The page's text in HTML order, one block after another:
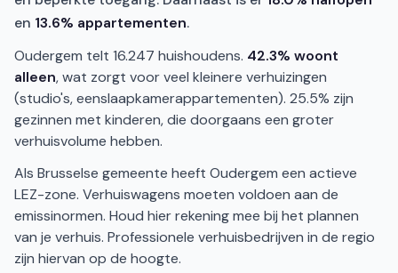
en 13.6% appartementen.
Oudergem telt 16.247 huishoudens. 42.3% woont
alleen, wat zorgt voor veel kleinere verhuizingen
(studio's, eenslaapkamerappartementen). 25.5% zijn
gezinnen met kinderen, die doorgaans een groter
verhuisvolume hebben.
Als Brusselse gemeente heeft Oudergem een actieve
LEZ-zone. Verhuiswagens moeten voldoen aan de
emissinormen. Houd hier rekening mee bij het plannen
van je verhuis. Professionele verhuisbedrijven in de regio
zijn hiervan op de hoogte.